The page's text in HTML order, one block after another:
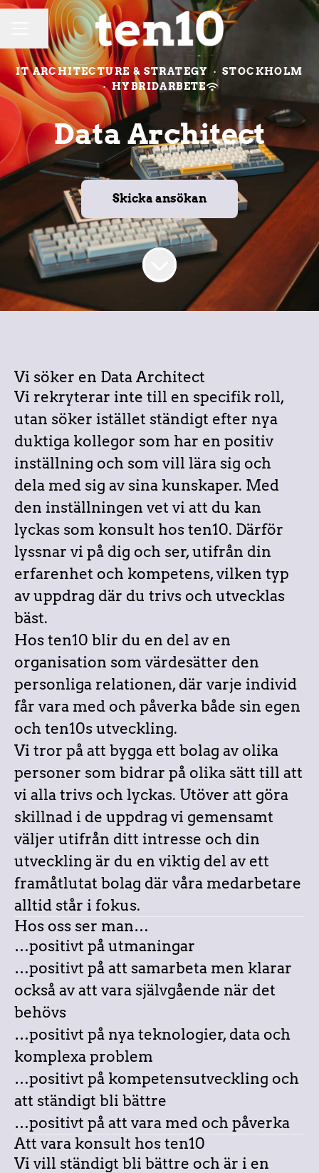
KARRIÄRMENY
Dela sidan
IT ARCHITECTURE & STRATEGY · STOCKHOLM
· HYBRIDARBETE
Data Architect
Skicka ansökan
Vi söker en Data Architect
Vi rekryterar inte till en specifik roll,
utan söker istället ständigt efter nya
duktiga kollegor som har en positiv
inställning och som vill lära sig och
dela med sig av sina kunskaper. Med
den inställningen vet vi att du kan
lyckas som konsult hos ten10. Därför
lyssnar vi på dig och ser, utifrån din
erfarenhet och kompetens, vilken typ
av uppdrag där du trivs och utvecklas
bäst.
Hos ten10 blir du en del av en
organisation som värdesätter den
personliga relationen, där varje individ
får vara med och påverka både sin egen
och ten10s utveckling.
Vi tror på att bygga ett bolag av olika
personer som bidrar på olika sätt till att
vi alla trivs och lyckas. Utöver att göra
skillnad i de uppdrag vi gemensamt
väljer utifrån ditt intresse och din
utveckling är du en viktig del av ett
framåtlutat bolag där våra medarbetare
alltid står i fokus.
Hos oss ser man…
…positivt på utmaningar
…positivt på att samarbeta men klarar
också av att vara självgående när det
behövs
…positivt på nya teknologier, data och
komplexa problem
…positivt på kompetensutveckling och
att ständigt bli bättre
…positivt på att vara med och påverka
Att vara konsult hos ten10
Vi vill ständigt bli bättre och är i en